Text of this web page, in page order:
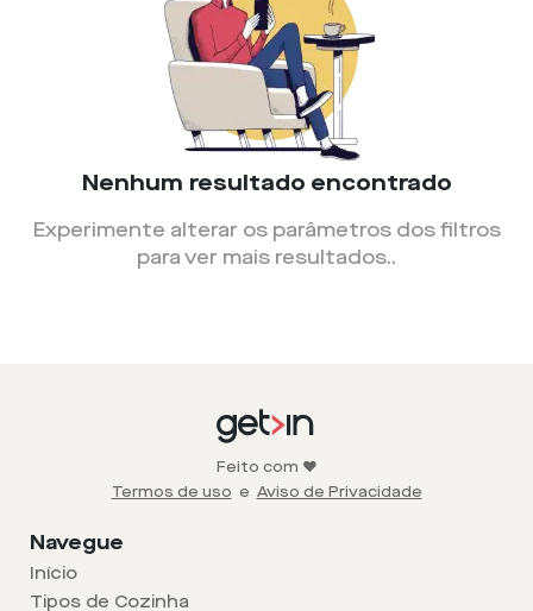
Nenhum resultado encontrado
Experimente alterar os parâmetros dos filtros
para ver mais resultados..
Feito com ❤️
Termos de uso e Aviso de Privacidade
Navegue
Início
Tipos de Cozinha